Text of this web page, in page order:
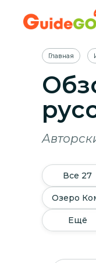
Главная
Все 27
Озеро
Ещё